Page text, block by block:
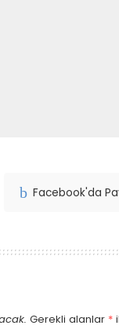
Facebook'da
Gerekli alanlar *